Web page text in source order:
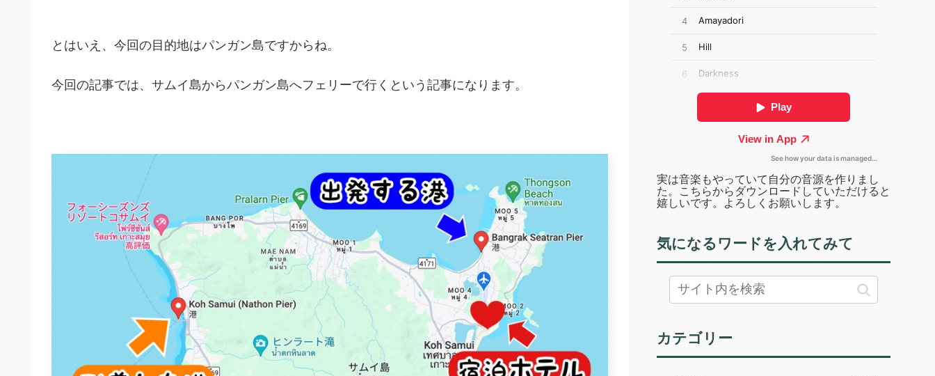
とはいえ、今回の目的地はパンガン島ですからね。
今回の記事では、サムイ島からパンガン島へフェリーで行くという記事になります。
実は音楽もやっていて自分の音源を作りまし
た。こちらからダウンロードしていただけると
嬉しいです。よろしくお願いします。
気になるワードを入れてみて
カテゴリー